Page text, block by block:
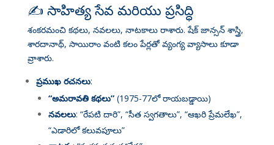
✍️ సాహిత్య సేవ మరియు ప్రసిద్ధి
శంకరమంచి కథలు, నవలలు, నాటకాలు రాశారు. షేక్ జాన్సన్ శాస్త్రి,
శారదానాథ్, సాయిరాం వంటి కలం పేర్లతో వ్యంగ్య వ్యాసాలు కూడా
వ్రాశారు.
ప్రముఖ రచనలు:
“అమరావతి కథలు”(1975-77లో రాయబడ్డాయి)
నవలలు: “రేపటి దారి”, “సీత స్వగతాలు”, “ఆఖరి ప్రేమలేఖ”,
“ఎడారిలో కలువపూలు”